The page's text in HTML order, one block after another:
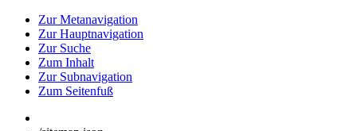
Zur Metanavigation
Zur Hauptnavigation
Zur Suche
Zum Inhalt
Zur Subnavigation
Zum Seitenfuß